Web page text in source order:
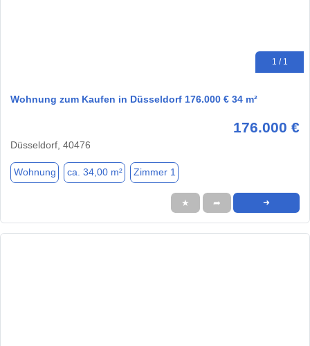
1 / 1
Wohnung zum Kaufen in Düsseldorf 176.000 € 34 m²
176.000 €
Düsseldorf, 40476
Wohnung ca. 34,00 m² Zimmer 1
★ ➦ ➜